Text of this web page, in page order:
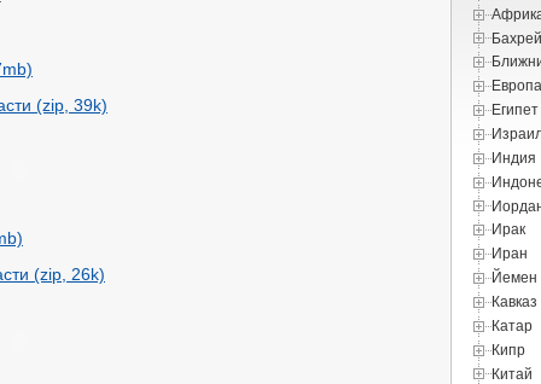
(zip, 39k)
(zip, 26k)
Европа
Египет
Индия
Ирак
Иран
Йемен
Кавказ
Катар
Кипр
Китай